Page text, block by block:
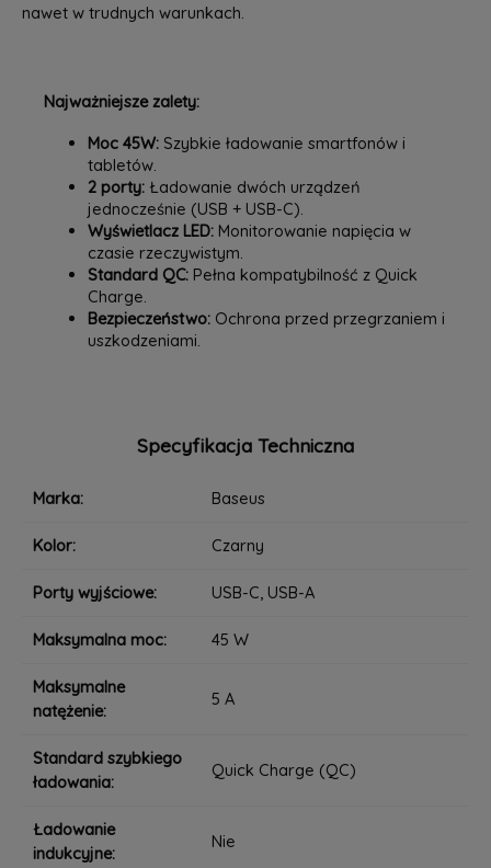
nawet w trudnych warunkach.
Najważniejsze zalety:
Moc 45W:Szybkie ładowanie smartfonów i
tabletów.
2 porty:Ładowanie dwóch urządzeń
jednocześnie (USB + USB-C).
Wyświetlacz LED:Monitorowanie napięcia w
czasie rzeczywistym.
Standard QC:Pełna kompatybilność z Quick
Charge.
Bezpieczeństwo:Ochrona przed przegrzaniem i
uszkodzeniami.
Specyfikacja Techniczna
Marka: Baseus
Kolor: Czarny
Porty wyjściowe: USB-C, USB-A
Maksymalna moc: 45 W
Maksymalne
natężenie:
5 A
Standard szybkiego
ładowania:
Quick Charge (QC)
Ładowanie
indukcyjne:
Nie